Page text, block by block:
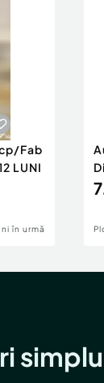
Fab
LUNI
în urmă